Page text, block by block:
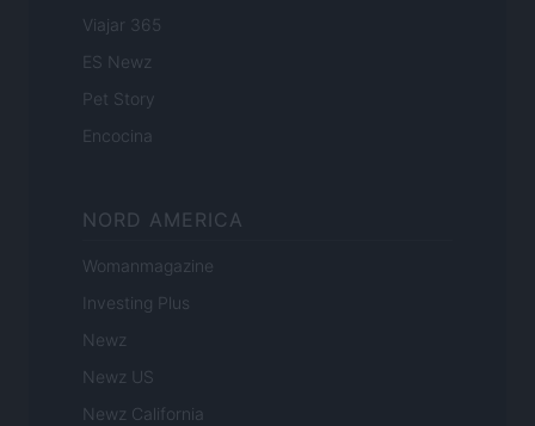
Viajar 365
ES Newz
Pet Story
Encocina
NORD AMERICA
Womanmagazine
Investing Plus
Newz
Newz US
Newz California